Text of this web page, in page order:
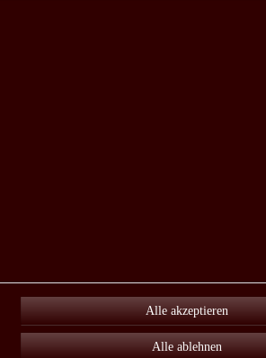
Alle akzeptieren
Alle ablehnen